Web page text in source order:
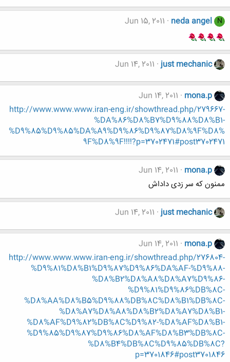
N
neda angel
Jun 15, 2011
just mechanic
Jun 14, 2011
mona.p
Jun 14, 2011
http://www.www.www.iran-eng.ir/showthread.php/279667-
%DA%86%D8%B7%D9%88%D8%B1-
%D9%85%D9%85%DA%A9%D9%86%D9%87%D8%9F%D8%
9F%D8%9F!!!!?p=3702471#post3702471
mona.p
Jun 14, 2011
ممنون که سر زدی داداش
just mechanic
Jun 14, 2011
mona.p
Jun 14, 2011
http://www.www.www.iran-eng.ir/showthread.php/276804-
%D9%81%D8%B1%D9%87%D9%86%DA%AF-%D9%88-
%D8%B2%D8%A8%D8%A7%D9%86-
%D9%81%D9%86%DB%8C-
%D8%AA%D8%B5%D9%88%DB%8C%D8%B1%DB%8C-
%D8%A7%D8%A8%D8%B2%D8%A7%D8%B1-
%D8%AF%D9%82%DB%8C%D9%82-%D8%AF%D8%B1-
%D9%85%D9%87%D9%86%D8%AF%D8%B3%DB%8C-
%D8%B4%DB%8C%D9%85%DB%8C?
p=3701846#post3701846